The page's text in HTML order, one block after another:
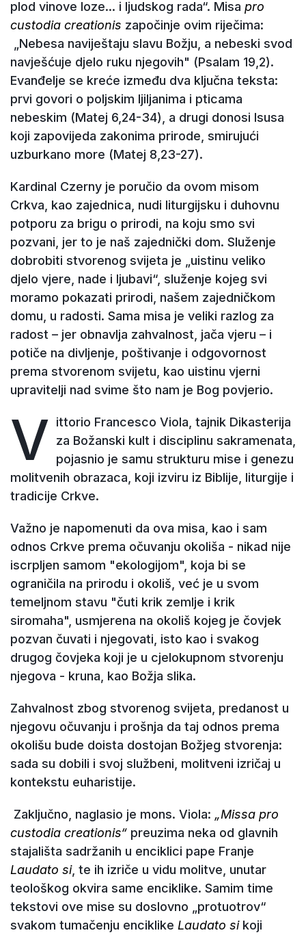
plod vinove loze... i ljudskog rada“. Misa pro
custodia creationis započinje ovim riječima:
„Nebesa naviještaju slavu Božju, a nebeski svod
navješćuje djelo ruku njegovih" (Psalam 19,2).
Evanđelje se kreće između dva ključna teksta:
prvi govori o poljskim ljiljanima i pticama
nebeskim (Matej 6,24-34), a drugi donosi Isusa
koji zapovijeda zakonima prirode, smirujući
uzburkano more (Matej 8,23-27).
Kardinal Czerny je poručio da ovom misom
Crkva, kao zajednica, nudi liturgijsku i duhovnu
potporu za brigu o prirodi, na koju smo svi
pozvani, jer to je naš zajednički dom. Služenje
dobrobiti stvorenog svijeta je „uistinu veliko
djelo vjere, nade i ljubavi“, služenje kojeg svi
moramo pokazati prirodi, našem zajedničkom
domu, u radosti. Sama misa je veliki razlog za
radost – jer obnavlja zahvalnost, jača vjeru – i
potiče na divljenje, poštivanje i odgovornost
prema stvorenom svijetu, kao uistinu vjerni
upravitelji nad svime što nam je Bog povjerio.
V ittorio Francesco Viola, tajnik Dikasterija
za Božanski kult i disciplinu sakramenata,
pojasnio je samu strukturu mise i genezu
molitvenih obrazaca, koji izviru iz Biblije, liturgije i
tradicije Crkve.
Važno je napomenuti da ova misa, kao i sam
odnos Crkve prema očuvanju okoliša - nikad nije
iscrpljen samom "ekologijom", koja bi se
ograničila na prirodu i okoliš, već je u svom
temeljnom stavu "čuti krik zemlje i krik
siromaha", usmjerena na okoliš kojeg je čovjek
pozvan čuvati i njegovati, isto kao i svakog
drugog čovjeka koji je u cjelokupnom stvorenju
njegova - kruna, kao Božja slika.
Zahvalnost zbog stvorenog svijeta, predanost u
njegovu očuvanju i prošnja da taj odnos prema
okolišu bude doista dostojan Božjeg stvorenja:
sada su dobili i svoj službeni, molitveni izričaj u
kontekstu euharistije.
Zaključno, naglasio je mons. Viola: „Missa pro
custodia creationis“ preuzima neka od glavnih
stajališta sadržanih u enciklici pape Franje
Laudato si, te ih izriče u vidu molitve, unutar
teološkog okvira same enciklike. Samim time
tekstovi ove mise su doslovno „protuotrov“
svakom tumačenju enciklike Laudato sikoji